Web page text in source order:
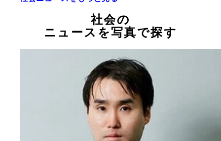
社会の
ニュースを写真で探す